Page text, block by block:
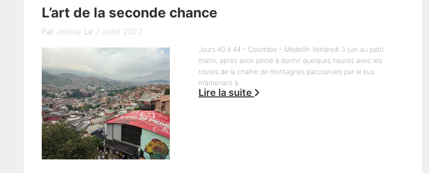
L’art de la seconde chance
Par JeebayLe 2 juillet 2022
Jours 40 à 44 – Colombie – Medellín Vendredi 3 juin au petit
matin, après avoir peiné à dormir quelques heures avec les
routes de la chaîne de montagnes parcourues par le bus
m’amenant à …
Lire la suite